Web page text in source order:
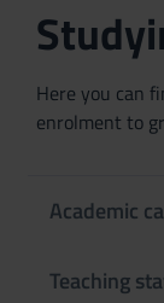
Here you can
enrolment to
Academic
Teaching